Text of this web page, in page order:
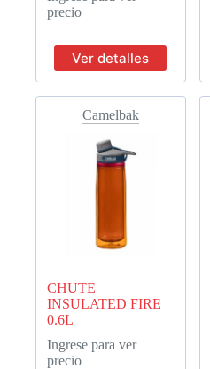
precio
Ver detalles
Camelbak
CHUTE
INSULATED FIRE
0.6L
Ingrese para ver
precio